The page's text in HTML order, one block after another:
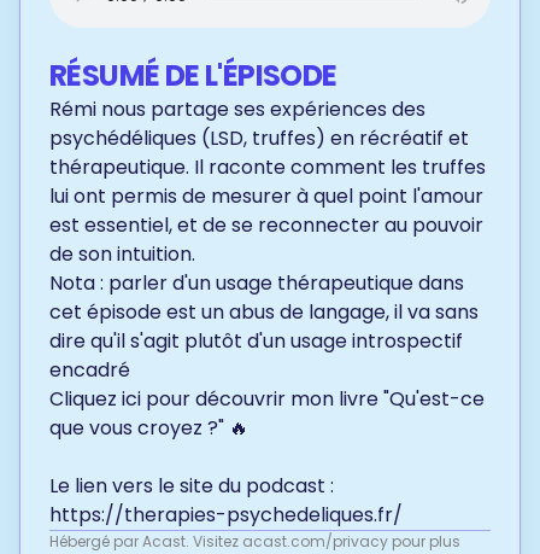
RÉSUMÉ DE L'ÉPISODE
Rémi nous partage ses expériences des
psychédéliques (LSD, truffes) en récréatif et
thérapeutique. Il raconte comment les truffes
lui ont permis de mesurer à quel point l'amour
est essentiel, et de se reconnecter au pouvoir
de son intuition.
Nota : parler d'un usage thérapeutique dans
cet épisode est un abus de langage, il va sans
dire qu'il s'agit plutôt d'un usage introspectif
encadré
Cliquez ici pour découvrir mon livre "Qu'est-ce
que vous croyez ?" 🔥
Le lien vers le site du podcast :
https://therapies-psychedeliques.fr/
Hébergé par Acast. Visitez acast.com/privacy pour plus